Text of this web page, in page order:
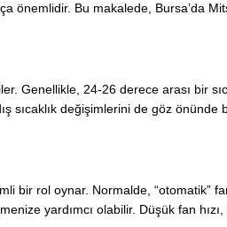
önemlidir. Bu makalede, Bursa’da
Genellikle, 24-26 derece arası bir
sıcaklık değişimlerini de göz önünde
bir rol oynar. Normalde, “otomatik”
yardımcı olabilir. Düşük fan